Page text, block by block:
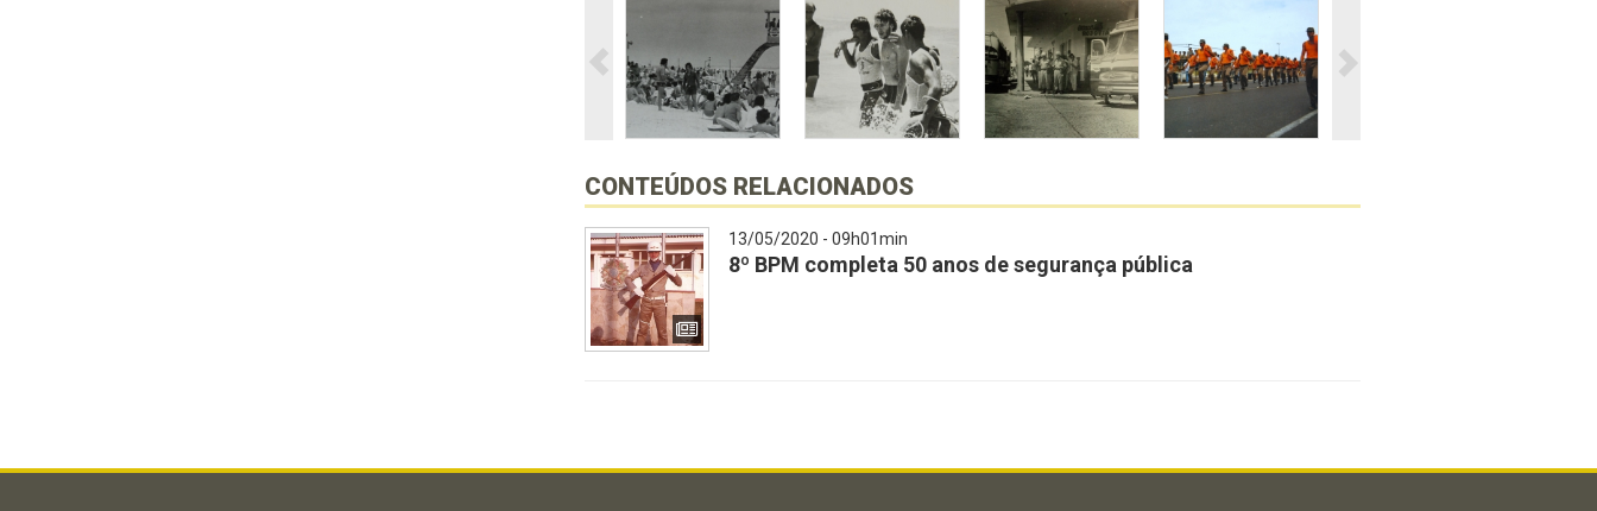
CONTEÚDOS RELACIONADOS
13/05/2020 - 09h01min
8º BPM completa 50 anos de segurança pública